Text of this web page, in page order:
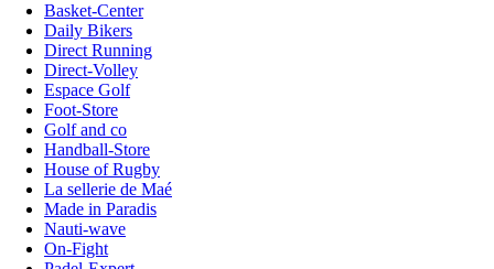
Basket-Center
Daily Bikers
Direct Running
Direct-Volley
Espace Golf
Foot-Store
Golf and co
Handball-Store
House of Rugby
La sellerie de Maé
Made in Paradis
Nauti-wave
On-Fight